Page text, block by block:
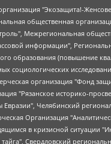
в кризисной ситуации "Информационно-методический центр "Анна", Фонд содействия развитию массовых коммуникаций и правовому просвещению "Так-так-Так", Фонд содействия устойчивому развитию "Серебряная тайга", Свердловский региональный общественный фонд социальных проектов "Новое время", "Idel.Реалии", Кавказ.Реалии, Крым.Реалии, Телеканал Настоящее Время, Татаро-башкирская служба Радио Свобода (Azatliq Radiosi), Радио Свободная Европа/Радио Свобода (PCE/PC), "Сибирь.Реалии", "Фактограф", Благотворительный фонд помощи осужденным и их семьям, Автономная некоммерческая организация "Институт глобализации и социальных движений", Фонд "В защиту прав заключенных", Частное учреждение "Центр поддержки и содействия развитию средств массовой информации", Пензенский региональный общественный благотворительный фонд "Гражданский союз", "Север.Реалии", Некоммерческая организация Фонд "Правовая инициатива", Общество с ограниченной ответственностью "Радио Свободная Европа/Радио Свобода", Чешское информационное агентство "MEDIUM-ORIENT", Красноярская региональная общественная организация "Мы против СПИДа", Камалягин Денис Николаевич, Маркелов Сергей Евгеньевич, Пономарев Лев Александрович, Савицкая Людмила Алексеевна, Автономная некоммерческая организация "Центр по работе с проблемой насилия "НАСИЛИЮ.НЕТ",